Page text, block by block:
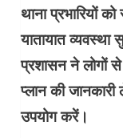
थाना प्रभारियों
यातायात व्यवस्था
प्रशासन ने लोगों
प्लान की
उपयोग करें।